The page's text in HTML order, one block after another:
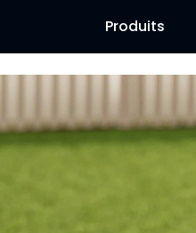
Produits